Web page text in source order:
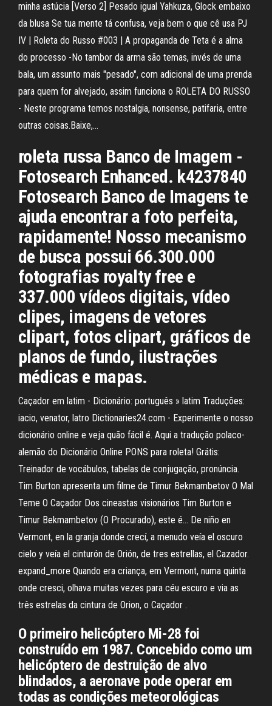
minha astúcia [Verso 2] Pesado igual Yahkuza, Glock embaixo
da blusa Se tua mente tá confusa, veja bem o que cê usa PJ
IV | Roleta do Russo #003 | A propaganda de Teta é a alma
do processo -No tambor da arma são temas, invés de uma
bala, um assunto mais "pesado", com adicional de uma prenda
para quem for alvejado, assim funciona o ROLETA DO RUSSO
- Neste programa temos nostalgia, nonsense, patifaria, entre
outras coisas.Baixe,…
roleta russa Banco de Imagem -
Fotosearch Enhanced. k4237840
Fotosearch Banco de Imagens te
ajuda encontrar a foto perfeita,
rapidamente! Nosso mecanismo
de busca possui 66.300.000
fotografias royalty free e
337.000 vídeos digitais, vídeo
clipes, imagens de vetores
clipart, fotos clipart, gráficos de
planos de fundo, ilustrações
médicas e mapas.
Caçador em latim - Dicionário: português » latim Traduções:
iacio, venator, latro Dictionaries24.com - Experimente o nosso
dicionário online e veja quão fácil é. Aqui a tradução polaco-
alemão do Dicionário Online PONS para roleta! Grátis:
Treinador de vocábulos, tabelas de conjugação, pronúncia.
Tim Burton apresenta um filme de Timur Bekmambetov O Mal
Teme O Caçador Dos cineastas visionários Tim Burton e
Timur Bekmambetov (O Procurado), este é… De niño en
Vermont, en la granja donde crecí, a menudo veía el oscuro
cielo y veía el cinturón de Orión, de tres estrellas, el Cazador.
expand_more Quando era criança, em Vermont, numa quinta
onde cresci, olhava muitas vezes para céu escuro e via as
três estrelas da cintura de Orion, o Caçador .
O primeiro helicóptero Mi-28 foi
construído em 1987. Concebido como um
helicóptero de destruição de alvo
blindados, a aeronave pode operar em
todas as condições meteorológicas